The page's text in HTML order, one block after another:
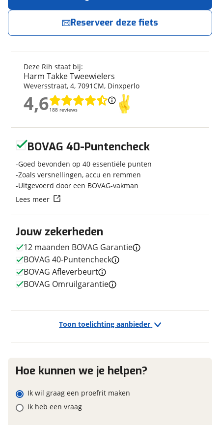
Rih
Model
Z-Omega
Framehoogte
56 cm
Wielmaat
28 inch
Nieuw of occasion
Occasion
Techniek
Fabriekskleur Grijs
Elektrisch?
Financieel
BOVAG Garantie 12 maanden
Toon toelichting aanbieder
Deze Rih staat bij:
Harm Takke Tweewielers
Weversstraat, 4, 7091CM, Dinxperlo
4,6188 reviews
4,6
Reserveer deze fiets
Harm Takke Tweewielers neemt snel contact
Naam
viaBOVAG.nl verwerkt je persoonsgegevens om je aanvraag zo
goed mogelijk bij de aanbieder te brengen. Lees hier meer
over in onze privacyverklaring
Jouw zekerheden
12 maanden BOVAG Garantie
BOVAG 40-Puntencheck
BOVAG Afleverbeurt
BOVAG Omruilgarantie
BOVAG 40-Puntencheck
Goed bevonden op 40 essentiële punten
Zoals versnellingen, accu en remmen
Uitgevoerd door een BOVAG-vakman
Lees meer
Hoe kunnen we je helpen?
Ik wil graag een proefrit maken
Ik heb een vraag